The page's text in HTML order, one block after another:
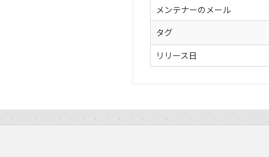
メンテナーのメール
タグ
リリース日